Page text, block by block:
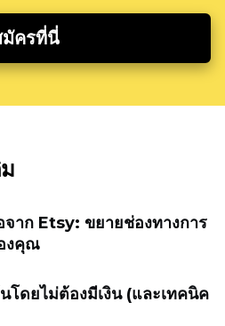
มัครที่นี่
จาก Etsy: ขยายช่องทางการ
งคุณ
โดยไม่ต้องมีเงิน (และเทคนิค